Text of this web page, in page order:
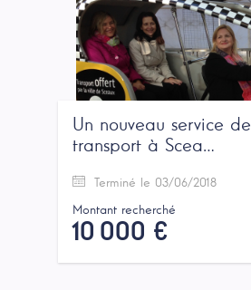
Un nouveau service de
transport à Scea…
Terminé le 03/06/2018
Montant recherché
10 000 €